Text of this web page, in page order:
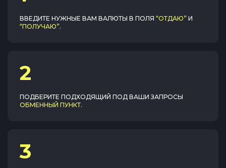
ВВЕДИТЕ НУЖНЫЕ ВАМ ВАЛЮТЫ В ПОЛЯ “ОТДАЮ” И
“ПОЛУЧАЮ”.
2
ПОДБЕРИТЕ ПОДХОДЯЩИЙ ПОД ВАШИ ЗАПРОСЫ
ОБМЕННЫЙ ПУНКТ.
3